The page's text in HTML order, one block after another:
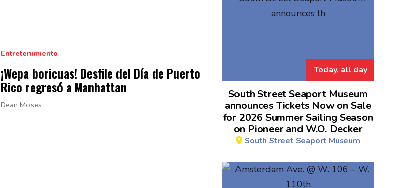
Entretenimiento
¡Wepa boricuas! Desfile del Día de Puerto
Rico regresó a Manhattan
Dean Moses
Today, all day
South Street Seaport Museum
announces Tickets Now on Sale
for 2026 Summer Sailing Season
on Pioneer and W.O. Decker
South Street Seaport Museum